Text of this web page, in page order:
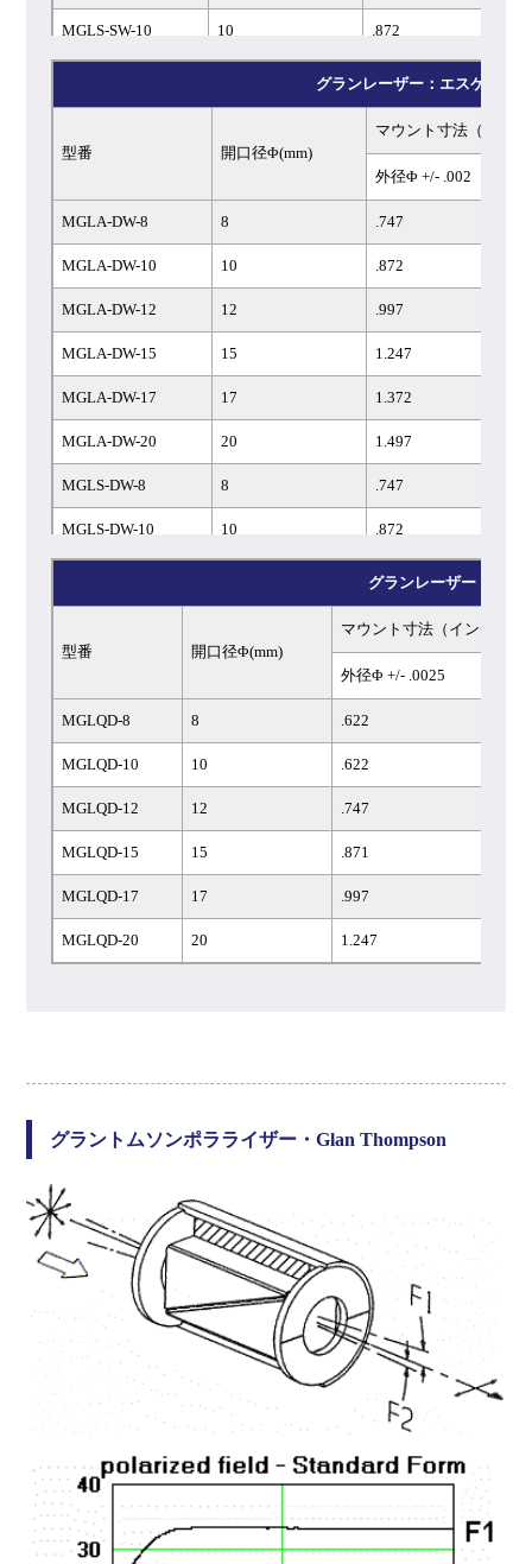
MGLS-SW-10 10 .872
.997
MGLS-SW-17 17
MGLS-SW-20 20 1.497
グランレーザー：エスケープ
型番 開口径Φ(mm)
マウント寸法（インチ
外径Φ +/- .002
MGLA-DW-8 8 .747
MGLA-DW-10 10 .872
MGLA-DW-12 12 .997
MGLA-DW-15 15 1.247
MGLA-DW-17 17 1.372
MGLA-DW-20 20 1.497
MGLS-DW-8 8 .747
MGLS-DW-10 10 .872
.997
1.247
MGLS-DW-17 17
MGLS-DW-20 20 1.497
グランレーザー：Qス
型番 開口径Φ(mm)
マウント寸法（インチ）
外径Φ +/- .0025
MGLQD-8 8 .622
MGLQD-10 10 .622
MGLQD-12 12 .747
MGLQD-15 15 .871
MGLQD-17 17 .997
MGLQD-20 20 1.247
グラントムソンポラライザー・Glan Thompson